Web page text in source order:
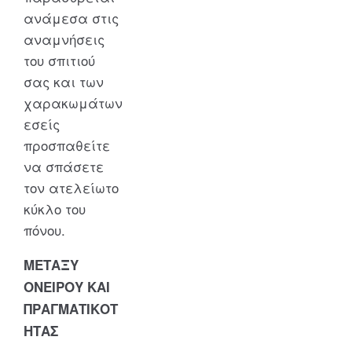
ανάμεσα στις
αναμνήσεις
του σπιτιού
σας και των
χαρακωμάτων
εσείς
προσπαθείτε
να σπάσετε
τον ατελείωτο
κύκλο του
πόνου.
ΜΕΤΑΞΥ
ΟΝΕΙΡΟΥ ΚΑΙ
ΠΡΑΓΜΑΤΙΚΟΤ
ΗΤΑΣ